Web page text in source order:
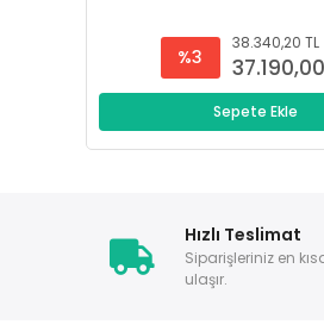
%3
38.340,20 TL
Sepete Ekle
Hızlı Teslimat
Siparişleriniz en
ulaşır.